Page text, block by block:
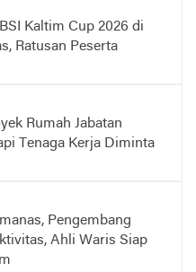
Kaltim Cup 2026 di
Ratusan Peserta
Rumah Jabatan
Tenaga Kerja Diminta
Pengembang
Ahli Waris Siap